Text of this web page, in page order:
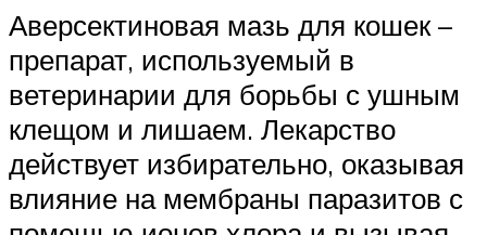
Аверсектиновая мазь для кошек –
препарат, используемый в
ветеринарии для борьбы с ушным
клещом и лишаем. Лекарство
действует избирательно, оказывая
влияние на мембраны паразитов с